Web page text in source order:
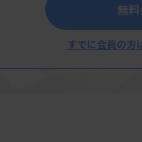
無
すでに会員の方